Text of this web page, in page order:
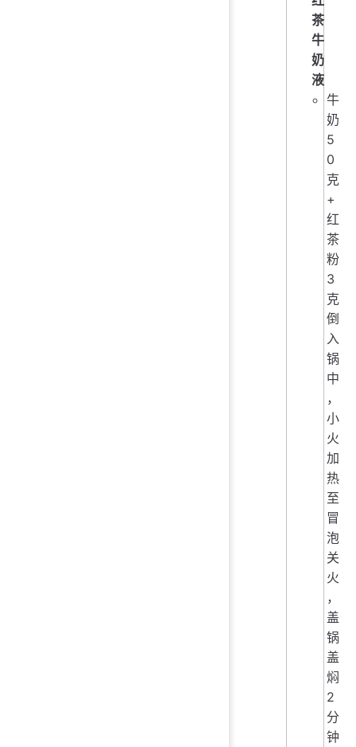
茶
牛
奶
液
牛
奶
5
0
克
+
红
茶
粉
3
克
倒
入
锅
中
，
小
火
加
热
至
冒
泡
关
火
，
盖
锅
盖
焖
2
分
钟